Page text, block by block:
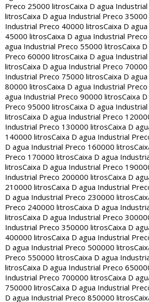
Preco 25000 litrosCaixa D agua
litrosCaixa D agua Industrial Preco
Industrial Preco 40000 litrosCaixa D
45000 litrosCaixa D agua Industrial
agua Industrial Preco 55000 litrosCaixa
Preco 60000 litrosCaixa D agua
litrosCaixa D agua Industrial Preco
Industrial Preco 75000 litrosCaixa D
80000 litrosCaixa D agua Industrial
agua Industrial Preco 90000 litrosCaixa
Preco 95000 litrosCaixa D agua
litrosCaixa D agua Industrial Preco
Industrial Preco 130000 litrosCaixa D
140000 litrosCaixa D agua Industrial
D agua Industrial Preco 160000 litros
Preco 170000 litrosCaixa D agua
litrosCaixa D agua Industrial Preco
Industrial Preco 200000 litrosCaixa D
210000 litrosCaixa D agua Industrial
D agua Industrial Preco 230000 litros
Preco 240000 litrosCaixa D agua
litrosCaixa D agua Industrial Preco
Industrial Preco 350000 litrosCaixa D
400000 litrosCaixa D agua Industrial
D agua Industrial Preco 500000 litros
Preco 550000 litrosCaixa D agua
litrosCaixa D agua Industrial Preco
Industrial Preco 700000 litrosCaixa D
750000 litrosCaixa D agua Industrial
D agua Industrial Preco 850000 litros